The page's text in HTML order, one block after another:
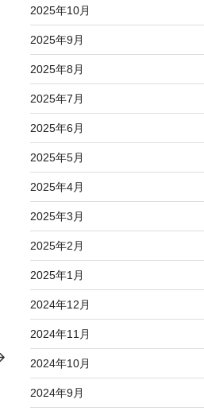
2025年10月
2025年9月
2025年8月
2025年7月
2025年6月
2025年5月
2025年4月
2025年3月
2025年2月
2025年1月
2024年12月
2024年11月
2024年10月
2024年9月